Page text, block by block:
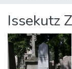
About us
Issekutz